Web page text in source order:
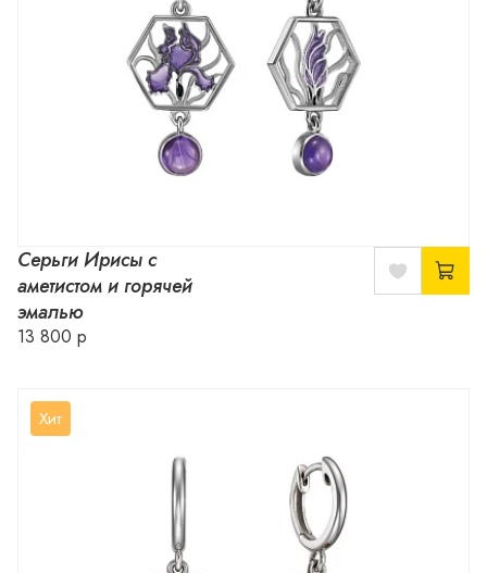
Серьги Ирисы с
аметистом и горячей
эмалью
13 800 р
Хит